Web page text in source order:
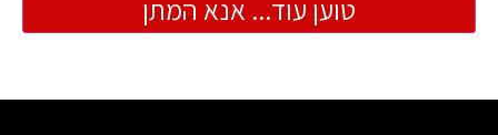
טוען עוד... אנא המתן